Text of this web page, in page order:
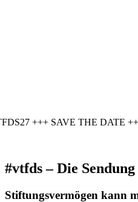
+++ SAVE THE DATE
#vtfds – Die Sendung
Stiftungsvermögen kann